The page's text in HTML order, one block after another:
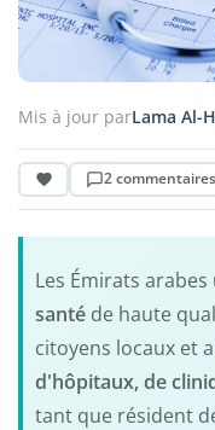
Mis à jour parLama Al-
2 commentaires
Les Émirats
santéde haute
citoyens locaux et
d'hôpitaux, de
tant que résident